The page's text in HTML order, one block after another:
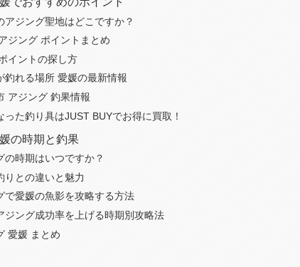
アジング聖地はどこですか？
ジング ポイントまとめ
イントの探し方
釣れる場所 愛媛の最新情報
アジング 釣果情報
った釣り具はJUST BUYでお得に買取！
の時期と釣果
の時期はいつですか？
りとの違いと魅力
で愛媛の魚影を攻略する方法
ジング成功率を上げる時期別攻略法
愛媛 まとめ